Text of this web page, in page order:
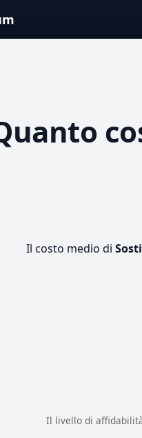
Il costo medio di
Il livello di